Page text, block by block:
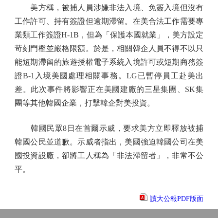
美方稱，被捕人員涉嫌非法入境、免簽入境但沒有
工作許可、持有簽證但逾期滯留。在美合法工作需要專
業類工作簽證H-1B，但為「保護本國就業」，美方設定
苛刻門檻並嚴格限額。於是，相關韓企人員不得不以只
能短期滯留的旅遊授權電子系統入境許可或短期商務簽
證B-1入境美國處理相關事務。LG已暫停員工赴美出
差。此次事件將影響正在美國建廠的三星集團、SK集
團等其他韓國企業，打擊韓企對美投資。
韓國民眾8日在首爾示威，要求美方立即釋放被捕
韓國公民並道歉。示威者指出，美國強迫韓國公司在美
國投資設廠，卻將工人稱為「非法滯留者」，非常不公
平。
讀大公報PDF版面